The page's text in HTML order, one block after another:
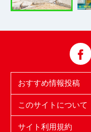
おすすめ情報投稿
このサイトについて
サイト利用規約